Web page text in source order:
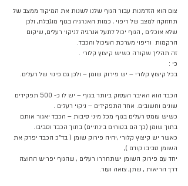
צום הוא הזדמנות עבור הגוף שלנו לשנות את המיקוד ממצב של
תחזוקה למצב של ריפוי , כמות האנרגיה בגוף מוגבלת, ולכן
שלא אוכלים , הגוף יכול לתעל אנרגיה לניקוי רעלים, שיקום
הרקמות  וריפוי מערכת העיכול והכבד.
זה תהליך שקורה כשיש קיצוץ קלורי .
כי :
בכל קיצוץ קלורי – יש פירוק שומן – ולכן גם פינוי של רעלים.
הכבד הוא האיבר העסוק ביותר בגוף – יש לו כ- 500 תפקידים
שונים וחשובים. אחד התפקידים – ניקוי רעלים .
כשיש עומס רעלים בגוף מכל מיני סיבות – הכבד יאגור אותם
בתוך שומן (כך הם בטוחים בינתיים) בתוך הכבד וסביבו.
כאשר יש קיצוץ קלורי ,יהיה פירוק שומן ( בד"כ הכבד יפרק את
השומן סביבו קודם ),
יחד עם פירוק השומן ישתחררו רעלים , שהגוף יפריש החוצה
דרך הריאות , שתן, צואה ועור.